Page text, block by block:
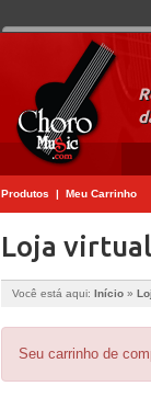
Produtos | Meu Carrinho
Loja
Você está aqui: Início »
Seu carrinho de